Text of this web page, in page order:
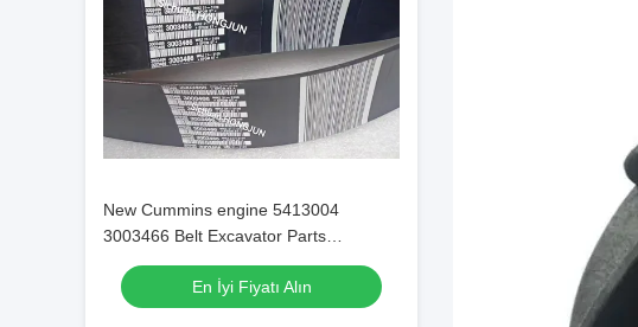
New Cummins engine 5413004
3003466 Belt Excavator Parts
Original/OEM
En İyi Fiyatı Alın